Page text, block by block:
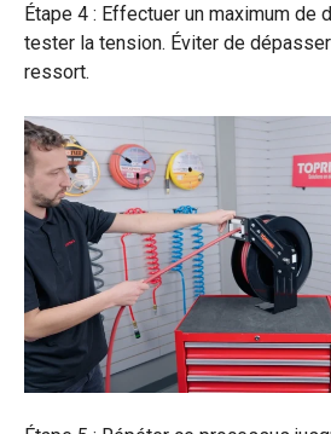
Étape 4 : Effectuer un maximum de
tester la tension. Éviter de
ressort.